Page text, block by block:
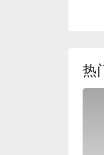
饭
※ 内
热